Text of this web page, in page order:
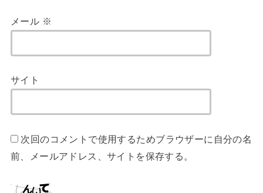
メール ※
サイト
次回のコメントで使用するためブラウザーに自分の名
前、メールアドレス、サイトを保存する。